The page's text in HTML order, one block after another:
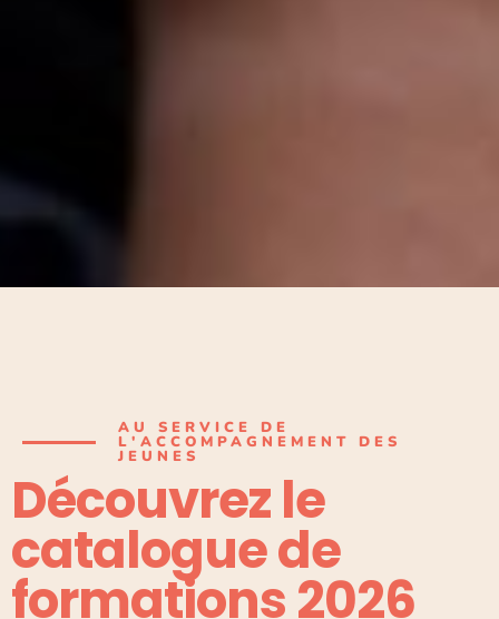
AU SERVICE DE
L'ACCOMPAGNEMENT DES
JEUNES
Découvrez le
catalogue de
formations 2026